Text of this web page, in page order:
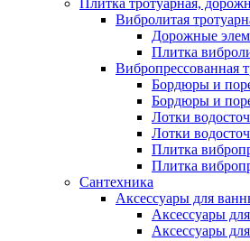
Плитка тротуарная,
Вибролитая
Дорожные
Плитка
Вибропрессованная
Бордюры и
Бордюры и
Лотки
Лотки
Плитка
Плитка
Сантехника
Аксессуары для
Аксессуары
Аксессуары